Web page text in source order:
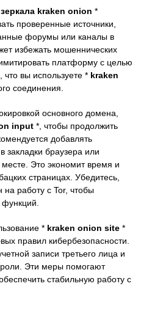
зеркала kraken onion *
проверенные источники,
форумы или каналы в
избежать мошеннических
платформу с целью
вы используете * kraken
соединения.
основного домена,
input *, чтобы продолжить
добавлять
закладки браузера или
Это экономит время и
страницах. Убедитесь,
на работу с Tor, чтобы
* kraken onion site *
правил кибербезопасности.
записи третьего лица и
Эти меры помогают
стабильную работу с